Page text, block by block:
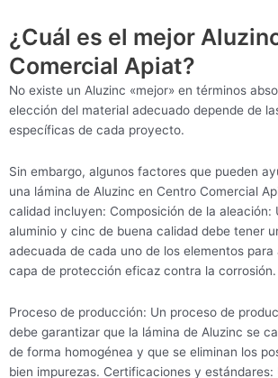
¿Cuál es el mejor
Comercial Apiat?
No existe un Aluzinc «mejor» en términos
elección del material adecuado depende de
específicas de cada proyecto.
Sin embargo, algunos factores que pueden
una lámina de Aluzinc en Centro Comercial
calidad incluyen: Composición de la aleación:
aluminio y cinc de buena calidad debe tener
adecuada de cada uno de los elementos para
capa de protección eficaz contra la corrosión.
Proceso de producción: Un proceso de
debe garantizar que la lámina de Aluzinc se
de forma homogénea y que se eliminan los
bien impurezas. Certificaciones y estándares: